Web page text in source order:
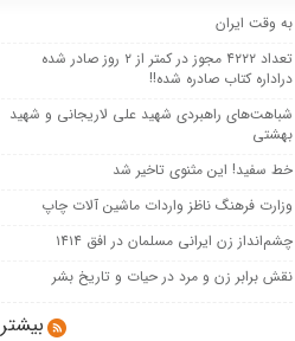
به وقت ایران
تعداد ۴۲۲۲ مجوز در کمتر از ۲ روز صادر شده
دراداره کتاب صادره شده!!
شباهت‌های راهبردی شهید علی لاریجانی و شهید
بهشتی
خط سفید! این مثنوی تاخیر شد
وزارت فرهنگ ناظز واردات ماشین‌ آلات چاپ
چشم‌انداز زن ایرانی مسلمان در افق ۱۴۱۴
نقش برابر زن و مرد در حیات و تاریخ بشر
بیشتر